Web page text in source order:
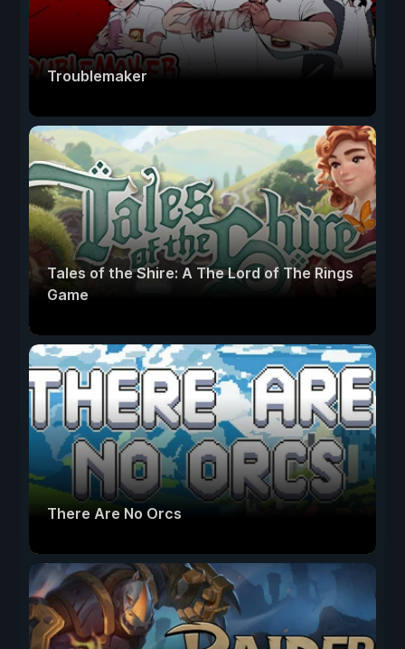
Troublemaker
Tales of the Shire: A The Lord of The Rings
Game
There Are No Orcs